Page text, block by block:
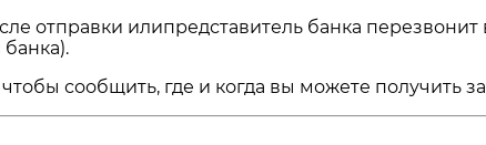
отправки илипредставитель банка
сообщить, где и когда вы можете получить